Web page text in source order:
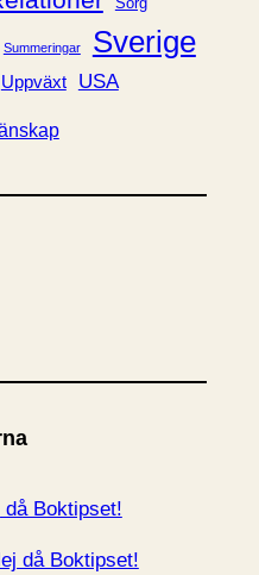
Summeringar Sverige
Uppväxt USA
då Boktipset!
då Boktipset!